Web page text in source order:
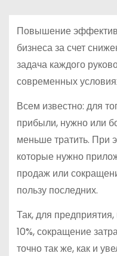
Повышение
бизнеса за счет
задача каждого
современных
Всем известно: для
прибыли, нужно или
меньше тратить. При
которые нужно
продаж или
пользу последних.
Так, для
10%, сокращение
точно так же, как и